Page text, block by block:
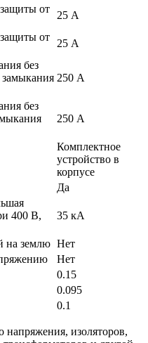
от
25 А
от
25 А
без
замыкания 250 А
без
250 А
Комплектное
устройство в
корпусе
Да
400 В,
35 кА
на землю Нет
Нет
0.15
0.095
0.1
напряжения, изоляторов,